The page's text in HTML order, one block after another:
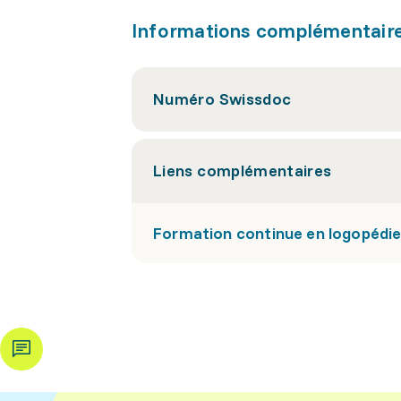
Informations
Numéro Swissdoc
Liens complémentaires
Formation continue en logopédie